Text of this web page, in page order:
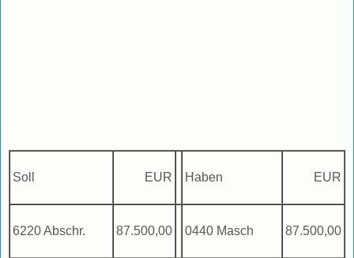
Soll EUR Haben EUR
6220 Abschr. 87.500,00 0440 Masch 87.500,00